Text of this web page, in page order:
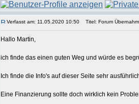
Verfasst am: 11.05.2020 10:50 Titel: Forum
Hallo Martin,
ich finde das einen guten Weg und würde es
Ich finde die Info's auf dieser Seite sehr
Eine Finanzierung sollte doch wirklich kein